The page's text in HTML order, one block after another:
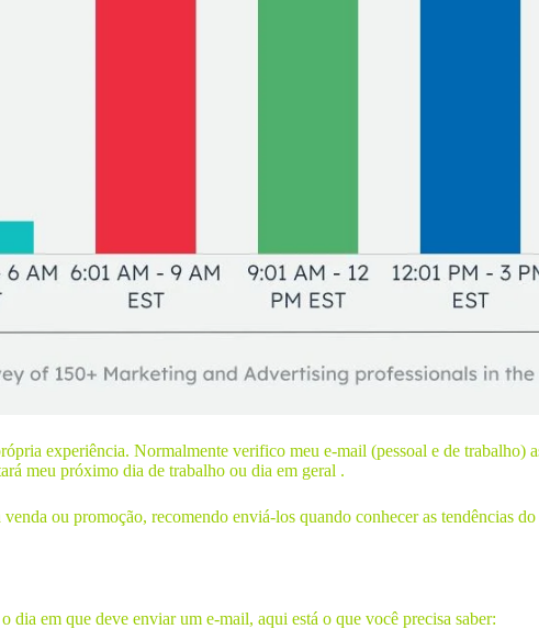
experiência. Normalmente verifico meu e-mail (pessoal e de
meu próximo dia de trabalho ou dia em geral .
ou promoção, recomendo enviá-los quando conhecer as tendências
dia em que deve enviar um e-mail, aqui está o que você precisa saber: